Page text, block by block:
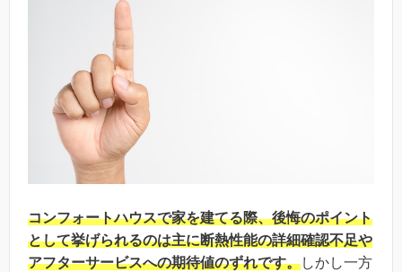
コンフォートハウスで家を建てる際、後悔のポイント
として挙げられるのは主に断熱性能の詳細確認不足や
アフターサービスへの期待値のずれです。しかし一方